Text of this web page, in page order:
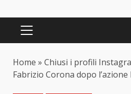
PRIMARY
Home » Chiusi i profili
Fabrizio Corona dopo